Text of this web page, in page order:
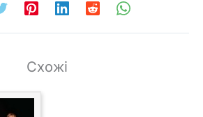
Схожі